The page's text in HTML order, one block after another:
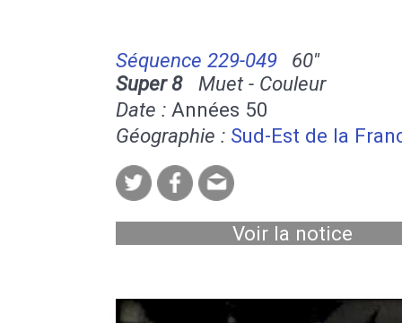
Séquence 229-049
60''
Super 8Muet - Couleur
Date : Années 50
Géographie : Sud-Est de la
Voir la notice